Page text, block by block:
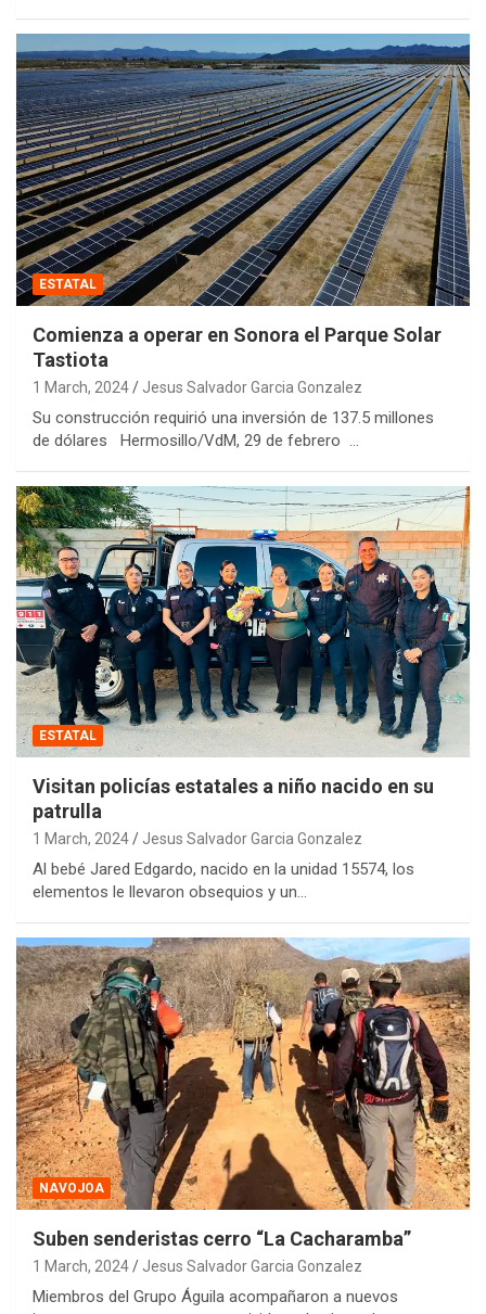
ESTATAL
Comienza a operar en Sonora el Parque Solar
Tastiota
1 March, 2024 Jesus Salvador Garcia Gonzalez
Su construcción requirió una inversión de 137.5 millones
de dólares Hermosillo/VdM, 29 de febrero …
ESTATAL
Visitan policías estatales a niño nacido en su
patrulla
1 March, 2024 Jesus Salvador Garcia Gonzalez
Al bebé Jared Edgardo, nacido en la unidad 15574, los
elementos le llevaron obsequios y un…
NAVOJOA
Suben senderistas cerro “La Cacharamba”
1 March, 2024 Jesus Salvador Garcia Gonzalez
Miembros del Grupo Águila acompañaron a nuevos